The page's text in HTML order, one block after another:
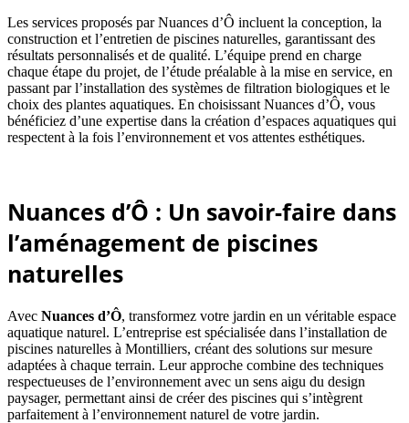
Les services proposés par Nuances d’Ô incluent la conception, la
construction et l’entretien de piscines naturelles, garantissant des
résultats personnalisés et de qualité. L’équipe prend en charge
chaque étape du projet, de l’étude préalable à la mise en service, en
passant par l’installation des systèmes de filtration biologiques et le
choix des plantes aquatiques. En choisissant Nuances d’Ô, vous
bénéficiez d’une expertise dans la création d’espaces aquatiques qui
respectent à la fois l’environnement et vos attentes esthétiques.
Nuances d’Ô : Un savoir-faire dans
l’aménagement de piscines
naturelles
Avec Nuances d’Ô, transformez votre jardin en un véritable espace
aquatique naturel. L’entreprise est spécialisée dans l’installation de
piscines naturelles à Montilliers, créant des solutions sur mesure
adaptées à chaque terrain. Leur approche combine des techniques
respectueuses de l’environnement avec un sens aigu du design
paysager, permettant ainsi de créer des piscines qui s’intègrent
parfaitement à l’environnement naturel de votre jardin.